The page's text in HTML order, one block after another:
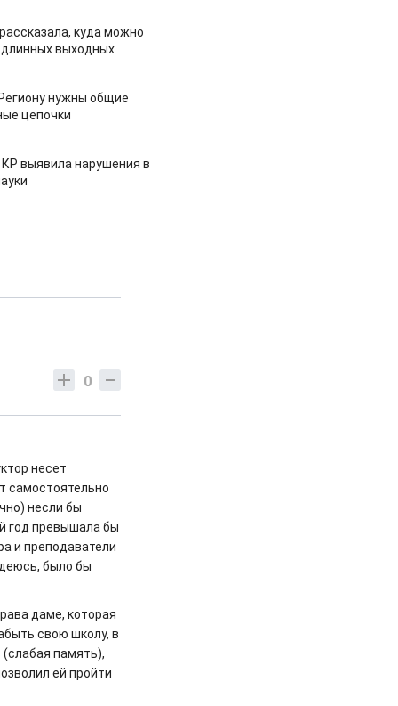
куда можно
выходных
нужны общие
цепочки
выявила нарушения в
0
несет
самостоятельно
несли бы
год превышала бы
и преподаватели
было бы
даме, которая
свою школу, в
память),
ей пройти